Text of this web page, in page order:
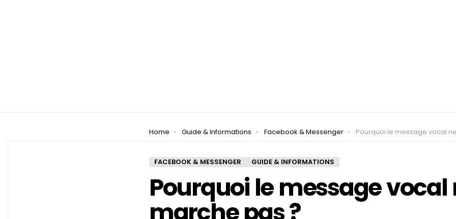
You are here:
Home Guide & Informations Facebook & Messenger Pourquoi le message vocal ne
FACEBOOK & MESSENGER GUIDE & INFORMATIONS
Pourquoi le message vocal
marche pas ?